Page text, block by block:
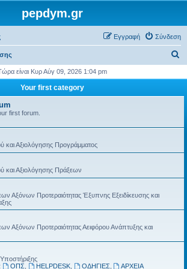
pepdym.gr
Σύνδεση
Εγγραφή
ζ
τ
σ
είναι Κυρ Αύγ 09, 2026 1:04 pm
Your first category
first forum.
και Αξιολόγησης Προγράμματος
και Αξιολόγησης Πράξεων
Αξόνων Προτεραιότητας Έξυπνης Εξειδίκευσης και
Αξόνων Προτεραιότητας Αειφόρου Ανάπτυξης και
ΟΠΣ HELPDESK, ΟΔΗΓΙΕΣ ΑΡΧΕΙΑ